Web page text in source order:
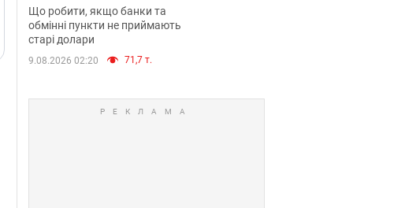
та банки такі купюри
Що робити, якщо банки та
обмінні пункти не приймають
старі долари
9.08.2026 02:20 71,7 т.